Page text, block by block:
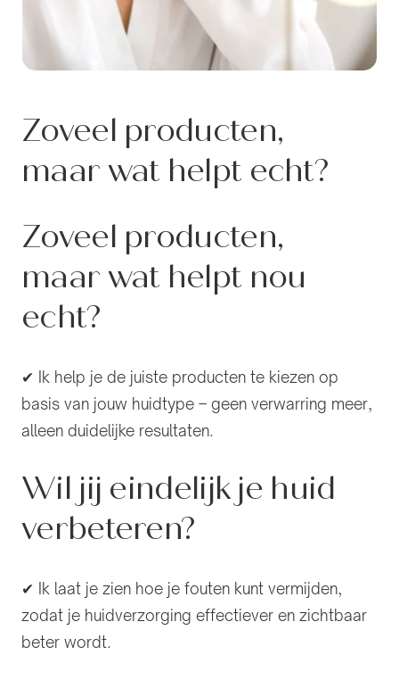
Zoveel producten,
maar wat helpt echt?
Zoveel producten,
maar wat helpt nou
echt?
✔ Ik help je de juiste producten te kiezen op
basis van jouw huidtype – geen verwarring meer,
alleen duidelijke resultaten.
Wil jij eindelijk je huid
verbeteren?
✔ Ik laat je zien hoe je fouten kunt vermijden,
zodat je huidverzorging effectiever en zichtbaar
beter wordt.